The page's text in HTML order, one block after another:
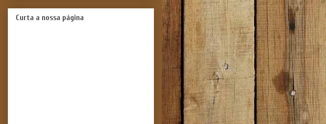
Curta a nossa página